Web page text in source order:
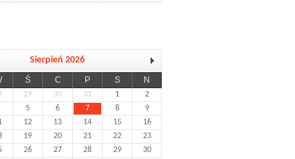
Sierpień 2026
Ś C P S N
29 30 31 1
2
5 6 7 8
9
12 13 14 15
16
19 20 21 22
23
26 27 28 29
30